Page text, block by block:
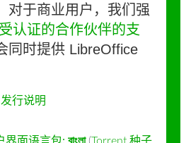
对于商业用户，我们强
受认证的合作伙伴的支
同时提供 LibreOffice
行说明